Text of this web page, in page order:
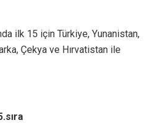
ilk 15 için Türkiye, Yunanistan,
Çekya ve Hırvatistan ile